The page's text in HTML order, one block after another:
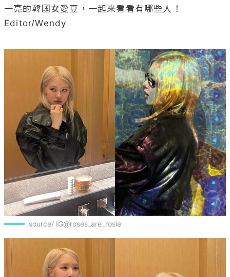
一亮的韓國女愛豆，一起來看看有哪些人！
Editor/Wendy
source/ IG@roses_are_rosie